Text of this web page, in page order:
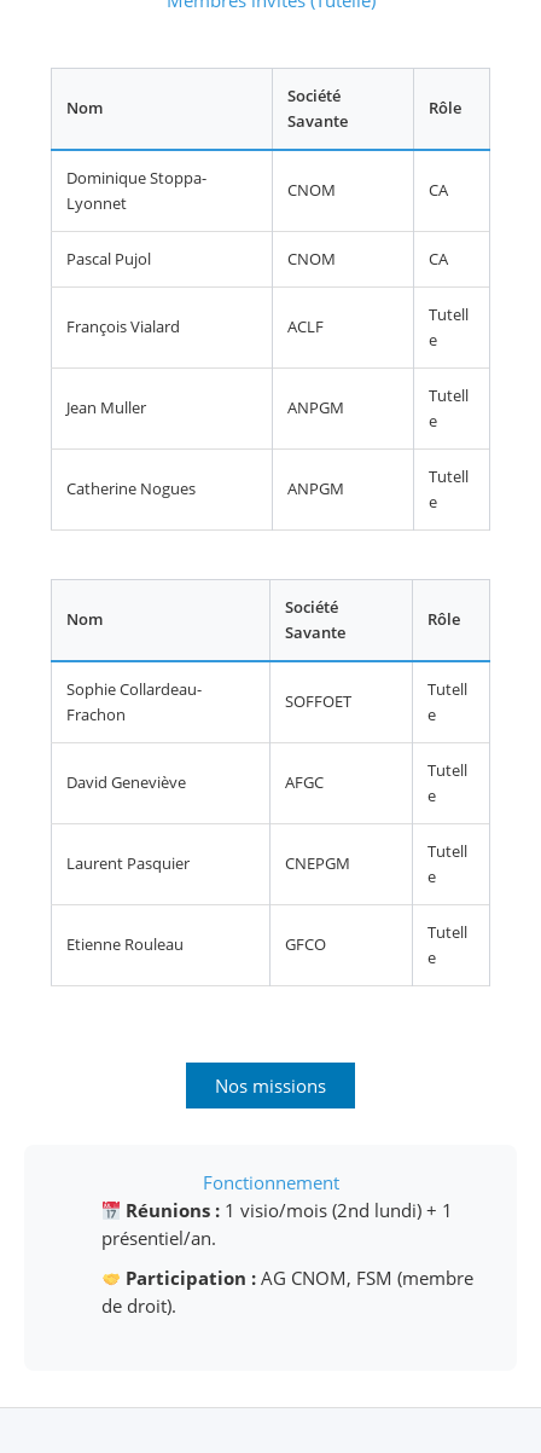
Nom
Société
Savante
Rôle
Dominique Stoppa-
Lyonnet
CNOM CA
Pascal Pujol CNOM CA
François Vialard ACLF
Tutell
e
Jean Muller ANPGM
Tutell
e
Catherine Nogues ANPGM
Tutell
e
Nom
Société
Savante
Rôle
Sophie Collardeau-
Frachon
SOFFOET
Tutell
e
David Geneviève AFGC
Tutell
e
Laurent Pasquier CNEPGM
Tutell
e
Etienne Rouleau GFCO
Tutell
e
Nos missions
Fonctionnement
Réunions : 1 visio/mois (2nd lundi) + 1
présentiel/an.
Participation : AG CNOM, FSM (membre
de droit).